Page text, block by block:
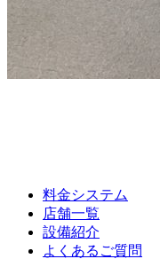
料金システム
店舗一覧
設備紹介
よくあるご質問